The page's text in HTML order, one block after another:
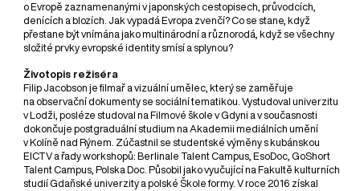
o Evropě zaznamenanými v japonských cestopisech, průvodcích,
denících a blozích. Jak vypadá Evropa zvenčí? Co se stane, když
přestane být vnímána jako multinárodní a různorodá, když se všechny
složité prvky evropské identity smísí a splynou?
Životopis režiséra
Filip Jacobson je filmař a vizuální umělec, který se zaměřuje
na observační dokumenty se sociální tematikou. Vystudoval univerzitu
v Lodži, posléze studoval na Filmové škole v Gdyni a v současnosti
dokončuje postgraduální studium na Akademii mediálních umění
v Kolíně nad Rýnem. Zúčastnil se studentské výměny s kubánskou
EICTV a řady workshopů: Berlinale Talent Campus, EsoDoc, GoShort
Talent Campus, Polska Doc. Působil jako vyučující na Fakultě kulturních
studií Gdaňské univerzity a polské Škole formy. V roce 2016 získal